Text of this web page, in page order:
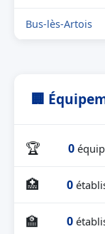
Bus-lès-Artois
🏢
🏆 0
🏥 0
🏫 0